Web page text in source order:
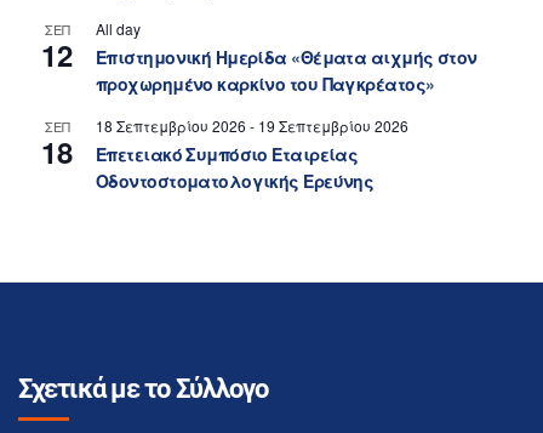
ΣΕΠ
12
All day
Επιστημονική Ημερίδα «Θέματα αιχμής στον
προχωρημένο καρκίνο του Παγκρέατος»
ΣΕΠ
18
18 Σεπτεμβρίου 2026 - 19 Σεπτεμβρίου 2026
Επετειακό Συμπόσιο Εταιρείας
Οδοντοστοματολογικής Ερεύνης
Σχετικά με το Σύλλογο